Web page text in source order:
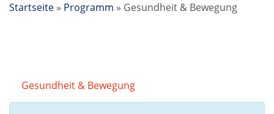
Startseite » Programm » Gesundheit & Bewegung
Gesundheit & Bewegung